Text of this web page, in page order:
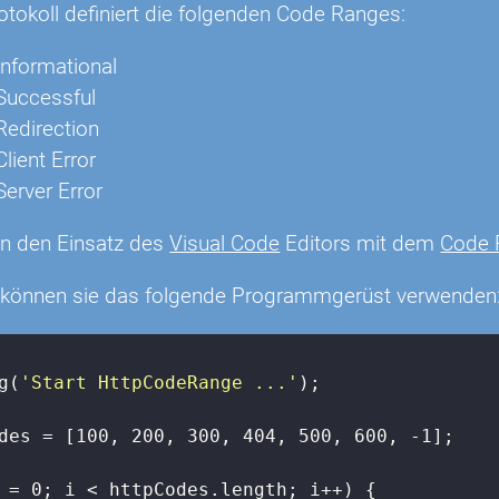
definiert die folgenden Code Ranges:
Error
Error
den Einsatz desVisual Code Editors mit dem Code
sie das folgende Programmgerüst verwenden:
'Start HttpCodeRange ...' );
= [ 100 , 200 , 300 , 404 , 500 , 600 , -1 ];
0 ; i < httpCodes.length; i++) {